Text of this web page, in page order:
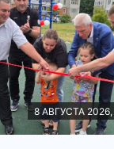
8 АВГУСТА 2026,